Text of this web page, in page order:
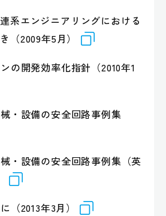
系エンジニアリングにおける
（2009年5月）
の開発効率化指針（2010年1
・設備の安全回路事例集
・設備の安全回路事例集（英
（2013年3月）